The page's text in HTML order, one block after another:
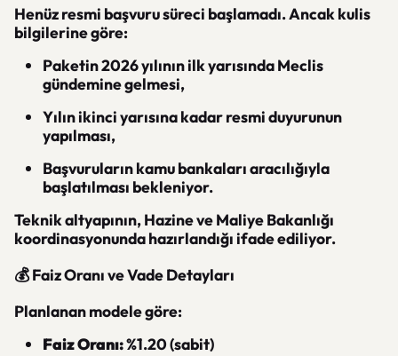
Henüz resmi başvuru süreci başlamadı. Ancak kulis
bilgilerine göre:
Paketin 2026 yılının ilk yarısında Meclis
gündemine gelmesi,
Yılın ikinci yarısına kadar resmi duyurunun
yapılması,
Başvuruların kamu bankaları aracılığıyla
başlatılması bekleniyor.
Teknik altyapının, Hazine ve Maliye Bakanlığı
koordinasyonunda hazırlandığı ifade ediliyor.
💰 Faiz Oranı ve Vade Detayları
Planlanan modele göre:
Faiz Oranı:%1.20 (sabit)